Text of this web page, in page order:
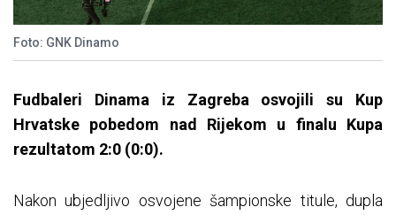
Foto: GNK Dinamo
Fudbaleri Dinama iz Zagreba osvojili su Kup
Hrvatske pobedom nad Rijekom u finalu Kupa
rezultatom 2:0 (0:0).
Nakon ubjedljivo osvojene šampionske titule, dupla